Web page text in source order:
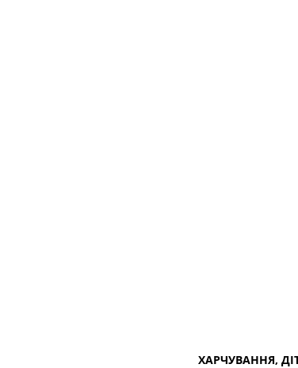
ХАРЧУВАННЯ,